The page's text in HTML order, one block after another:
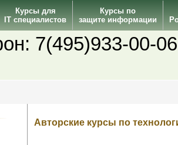
Курсы для
IT специалистов
Курсы по
защите информации
7(495)933-00-
Авторские курсы по